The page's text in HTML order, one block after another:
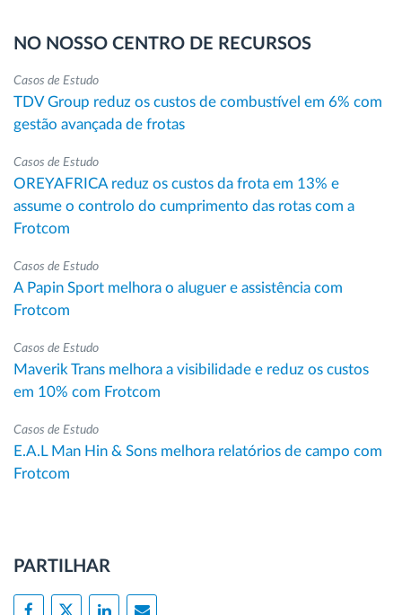
NO NOSSO CENTRO DE RECURSOS
Casos de Estudo
TDV Group reduz os custos de combustível em 6% com
gestão avançada de frotas
Casos de Estudo
OREYAFRICA reduz os custos da frota em 13% e
assume o controlo do cumprimento das rotas com a
Frotcom
Casos de Estudo
A Papin Sport melhora o aluguer e assistência com
Frotcom
Casos de Estudo
Maverik Trans melhora a visibilidade e reduz os custos
em 10% com Frotcom
Casos de Estudo
E.A.L Man Hin & Sons melhora relatórios de campo com
Frotcom
PARTILHAR